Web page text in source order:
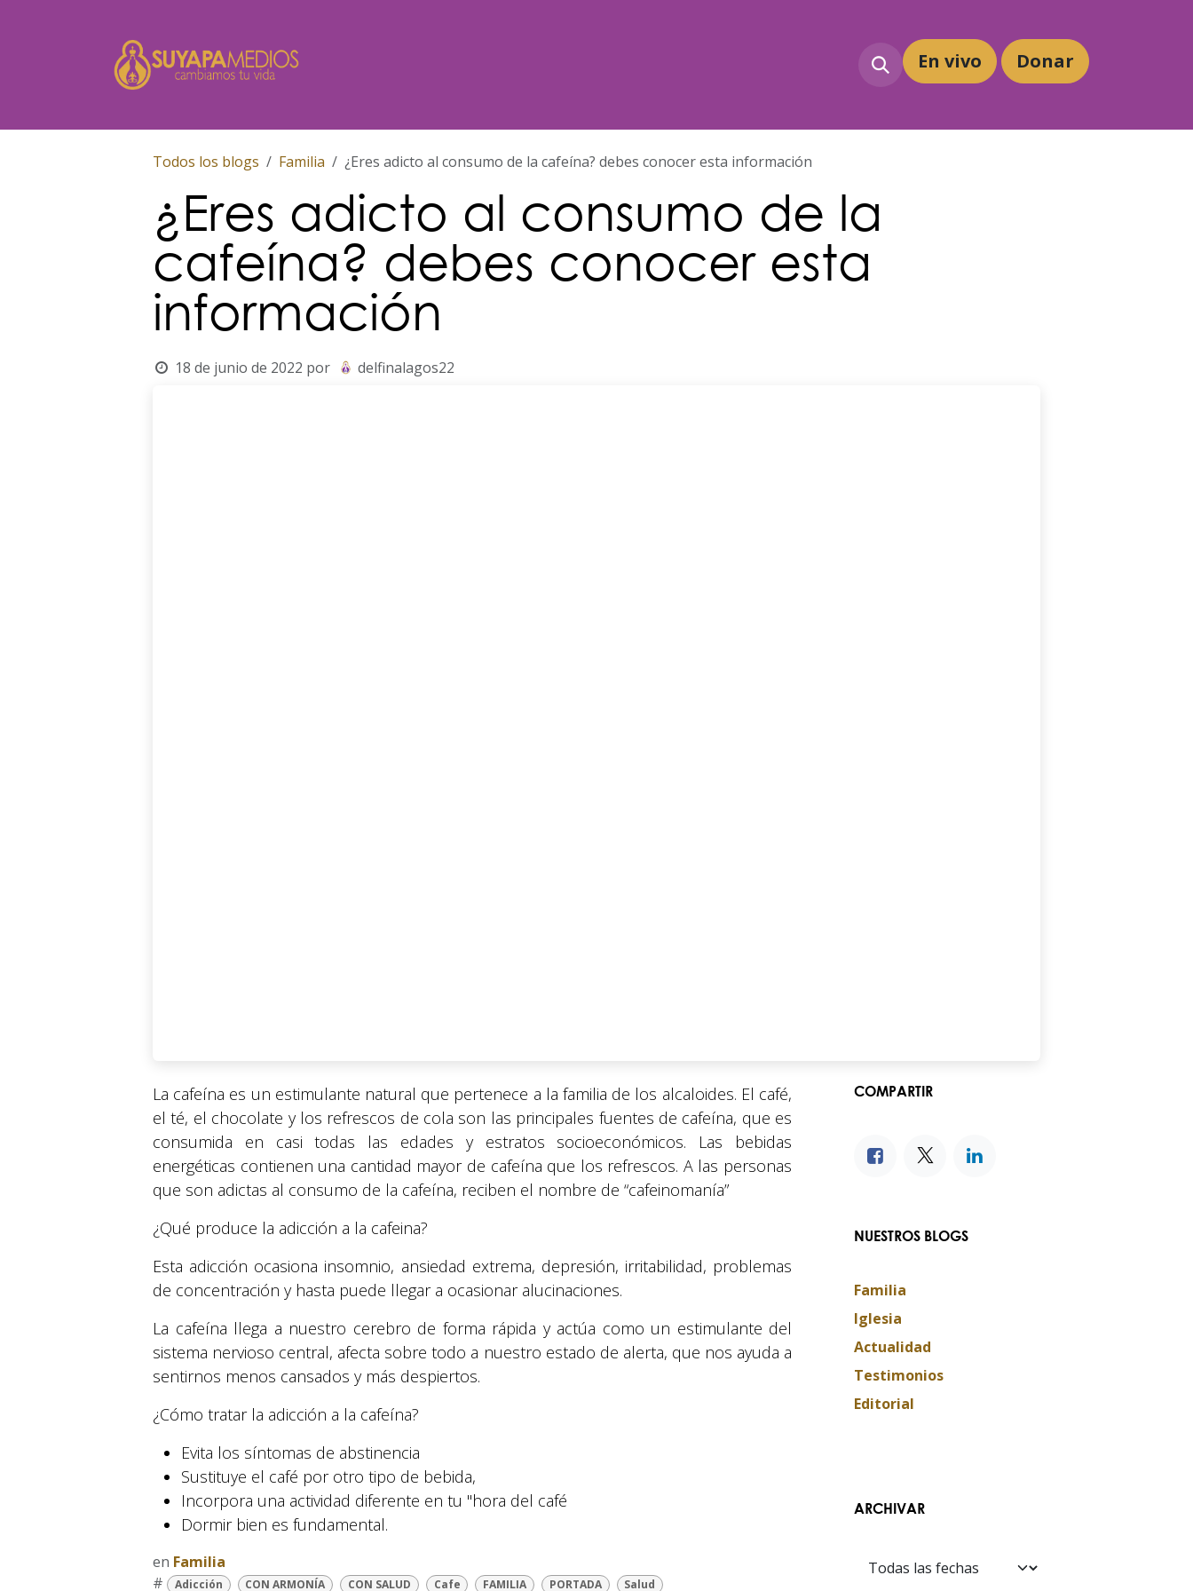
En vivo Donar
Todos los blogs Familia ¿Eres adicto al consumo de la cafeína? debes conocer esta información
¿Eres adicto al consumo de la
cafeína? debes conocer esta
información
18 de junio de 2022 por delfinalagos22
La cafeína es un estimulante natural que pertenece a la familia de los alcaloides. El café,
el té, el chocolate y los refrescos de cola son las principales fuentes de cafeína, que es
consumida en casi todas las edades y estratos socioeconómicos. Las bebidas
energéticas contienen una cantidad mayor de cafeína que los refrescos. A las personas
que son adictas al consumo de la cafeína, reciben el nombre de “cafeinomanía”
¿Qué produce la adicción a la cafeina?
Esta adicción ocasiona insomnio, ansiedad extrema, depresión, irritabilidad, problemas
de concentración y hasta puede llegar a ocasionar alucinaciones.
La cafeína llega a nuestro cerebro de forma rápida y actúa como un estimulante del
sistema nervioso central, afecta sobre todo a nuestro estado de alerta, que nos ayuda a
sentirnos menos cansados y más despiertos.
¿Cómo tratar la adicción a la cafeína?
Evita los síntomas de abstinencia
Sustituye el café por otro tipo de bebida,
Incorpora una actividad diferente en tu "hora del café
Dormir bien es fundamental.
en Familia
#
Adicción CON ARMONÍA CON SALUD Cafe FAMILIA PORTADA Salud
COMPARTIR
NUESTROS BLOGS
Familia
Iglesia
Actualidad
Testimonios
Editorial
ARCHIVAR
Política y privacidad